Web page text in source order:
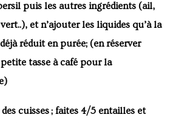
puis les autres ingrédients (ail,
et n’ajouter les liquides qu’à la
réduit en purée; (en réserver
tasse à café pour la
cuisses ; faites 4/5 entailles et